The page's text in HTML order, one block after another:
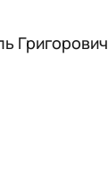
Григорович